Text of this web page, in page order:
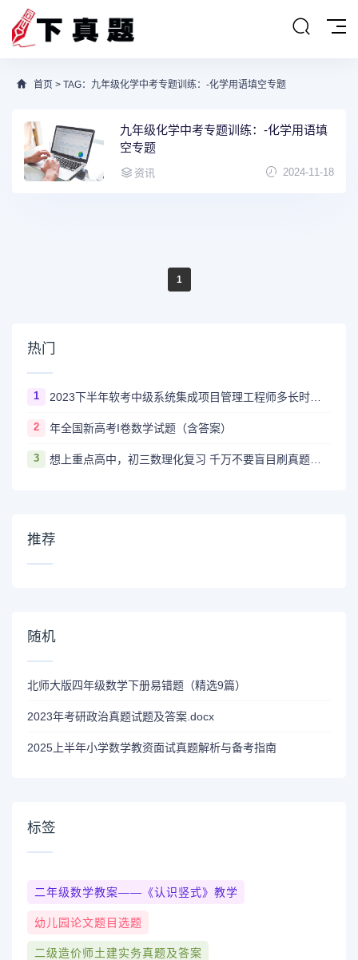
首页 > TAG：九年级化学中考专题训练：-化学用语填空专题
九年级化学中考专题训练：-化学用语填
空专题
资讯 2024-11-18
1
热门
1 2023下半年软考中级系统集成项目管理工程师多长时间出成绩
2 年全国新高考I卷数学试题（含答案）
3 想上重点高中，初三数理化复习 千万不要盲目刷真题卷和模拟卷！
推荐
随机
北师大版四年级数学下册易错题（精选9篇）
2023年考研政治真题试题及答案.docx
2025上半年小学数学教资面试真题解析与备考指南
标签
二年级数学教案——《认识竖式》教学
幼儿园论文题目选题
二级造价师土建实务真题及答案